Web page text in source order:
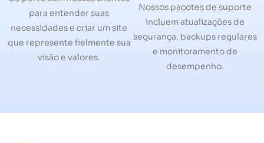
para entender suas
necessidades e criar um site
que represente fielmente sua
visão e valores.
Nossos pacotes de suporte
incluem atualizações de
segurança, backups regulares
e monitoramento de
desempenho.